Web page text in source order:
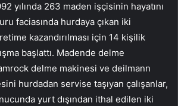
yılında 263 maden işçisinin hayatını
faciasında hurdaya çıkan iki
kazandırılması için 14 kişilik
başlattı. Madende delme
delme makinesi ve deilmann
hurdadan servise taşıyan çalışanlar,
yurt dışından ithal edilen iki